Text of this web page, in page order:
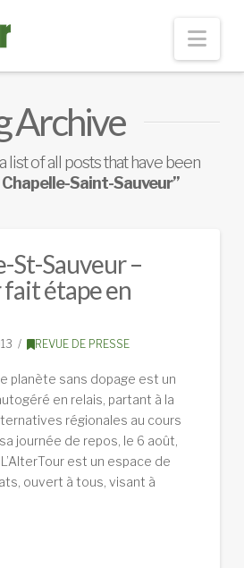
Archive
list of all posts that have been
Chapelle-Saint-Sauveur”
St-Sauveur –
fait étape en
REVUE DE PRESSE
planète sans dopage est un
en relais, partant à la
régionales au cours
journée de repos, le 6 août,
est un espace de
ouvert à tous, visant à